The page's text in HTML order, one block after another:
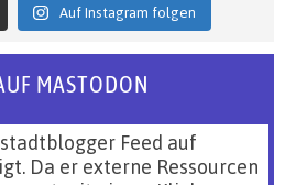
Auf Instagram folgen
MASTODON
Feed auf
Da er externe Ressourcen